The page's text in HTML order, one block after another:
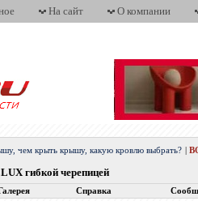
На сайт О компании
чем крыть крышу, какую кровлю выбрать?
гибкой черепицей
Справка